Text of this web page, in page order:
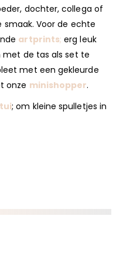
dochter, collega of
smaak. Voor de echte
artprints; erg leuk
met de tas als set te
met een gekleurde
onze minishopper.
; om kleine spulletjes in